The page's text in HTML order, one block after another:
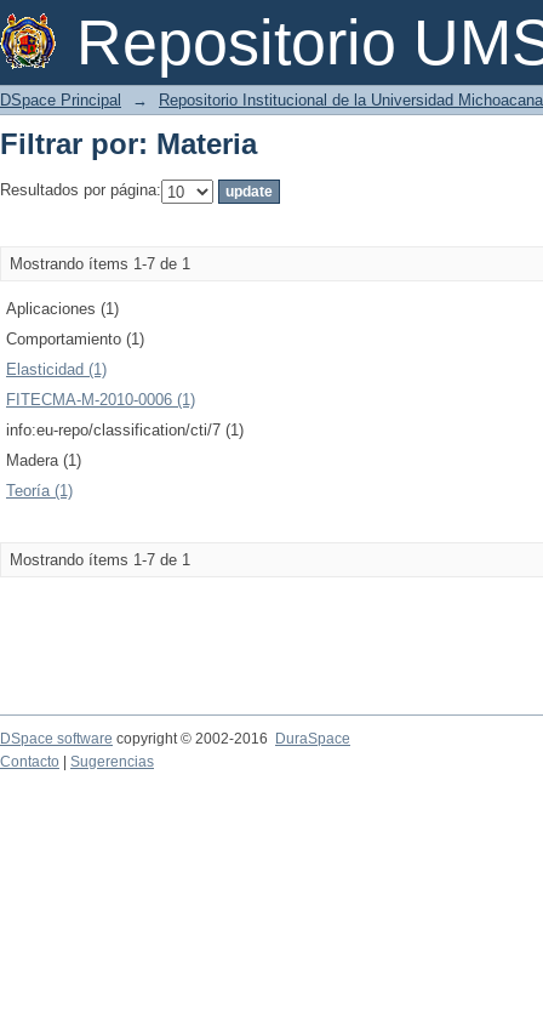
Repositorio
Filtrar por: Materia
DSpace Principal → Repositorio Institucional de la Universidad
Filtrar por: Materia
Resultados por página:
Mostrando ítems 1-7 de 1
Aplicaciones (1)
Comportamiento (1)
Elasticidad (1)
FITECMA-M-2010-0006 (1)
info:eu-repo/classification/cti/7 (1)
Madera (1)
Teoría (1)
Mostrando ítems 1-7 de 1
DSpace software copyright © 2002-2016
DuraSpace
Contacto
Sugerencias